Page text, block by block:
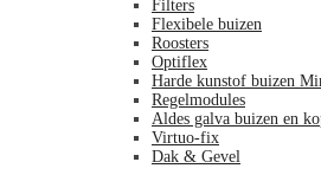
Filters
Flexibele buizen
Roosters
Optiflex
Harde kunstof buizen
Regelmodules
Aldes galva buizen en
Virtuo-fix
Dak & Gevel